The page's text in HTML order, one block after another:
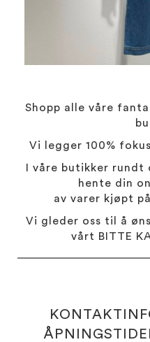
Shopp alle våre
Vi legger 100%
I våre butikker rundt
hente din
av varer kjøpt
Vi gleder oss til å
vårt BITTE